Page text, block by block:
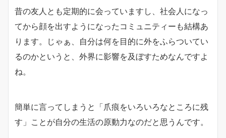
昔の友人とも定期的に会っていますし、社会人になっ
てから顔を出すようになったコミュニティーも結構あ
ります。じゃぁ、自分は何を目的に外をふらついてい
るのかというと、外界に影響を及ぼすためなんですよ
ね。
簡単に言ってしまうと「爪痕をいろいろなところに残
す」ことが自分の生活の原動力なのだと思うんです。